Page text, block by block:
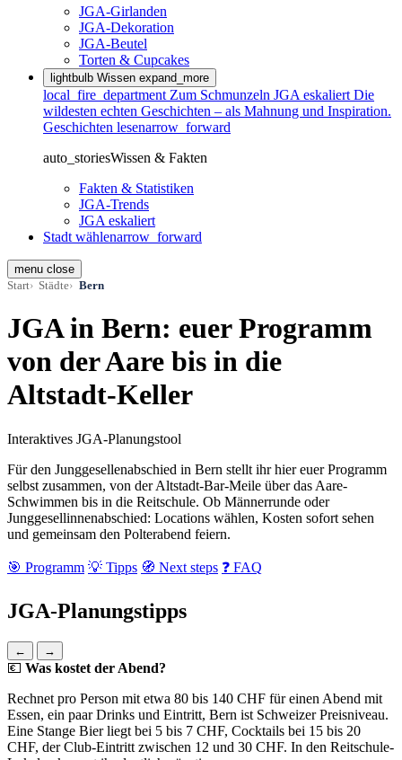
JGA-Girlanden
JGA-Dekoration
JGA-Beutel
Torten & Cupcakes
lightbulb Wissen expand_more
local_fire_department Zum Schmunzeln JGA eskaliert Die
wildesten echten Geschichten – als Mahnung und Inspiration.
Geschichten lesenarrow_forward
auto_storiesWissen & Fakten
Fakten & Statistiken
JGA-Trends
JGA eskaliert
Stadt wählenarrow_forward
menu close
Start
Städte Bern
JGA in Bern: euer Programm
von der Aare bis in die
Altstadt-Keller
Interaktives JGA-Planungstool
Für den Junggesellenabschied in Bern stellt ihr hier euer Programm
selbst zusammen, von der Altstadt-Bar-Meile über das Aare-
Schwimmen bis in die Reitschule. Ob Männerrunde oder
Junggesellinnenabschied: Locations wählen, Kosten sofort sehen
und gemeinsam den Polterabend feiern.
🎯 Programm 💡 Tipps 🧭 Next steps ❓ FAQ
JGA-Planungstipps
← →
💶 Was kostet der Abend?
Rechnet pro Person mit etwa 80 bis 140 CHF für einen Abend mit
Essen, ein paar Drinks und Eintritt, Bern ist Schweizer Preisniveau.
Eine Stange Bier liegt bei 5 bis 7 CHF, Cocktails bei 15 bis 20
CHF, der Club-Eintritt zwischen 12 und 30 CHF. In den Reitschule-